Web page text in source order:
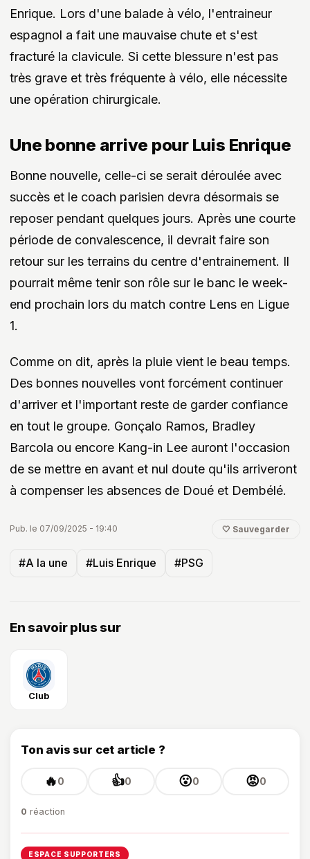
Enrique. Lors d'une balade à vélo, l'entraineur
espagnol a fait une mauvaise chute et s'est
fracturé la clavicule. Si cette blessure n'est pas
très grave et très fréquente à vélo, elle nécessite
une opération chirurgicale.
Une bonne arrive pour Luis Enrique
Bonne nouvelle, celle-ci se serait déroulée avec
succès et le coach parisien devra désormais se
reposer pendant quelques jours. Après une courte
période de convalescence, il devrait faire son
retour sur les terrains du centre d'entrainement. Il
pourrait même tenir son rôle sur le banc le week-
end prochain lors du match contre Lens en Ligue
1.
Comme on dit, après la pluie vient le beau temps.
Des bonnes nouvelles vont forcément continuer
d'arriver et l'important reste de garder confiance
en tout le groupe. Gonçalo Ramos, Bradley
Barcola ou encore Kang-in Lee auront l'occasion
de se mettre en avant et nul doute qu'ils arriveront
à compenser les absences de Doué et Dembélé.
Pub. le 07/09/2025 - 19:40 🤍 Sauvegarder
#A la une #Luis Enrique #PSG
En savoir plus sur
Club
Ton avis sur cet article ?
🔥0 👍0 😮0 😡0
0 réaction
ESPACE SUPPORTERS